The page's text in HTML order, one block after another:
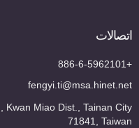
اتصالات
+886-6-5962101
fengyi.ti@msa.hinet.net
Kwan Miao Dist., Tainan City
71841, Taiwan